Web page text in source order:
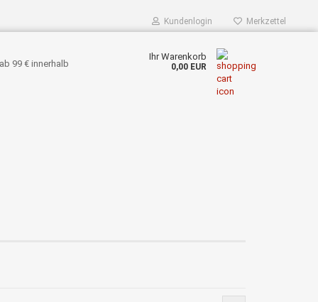
Kundenlogin Merkzettel
99 € innerhalb
Ihr Warenkorb
0,00 EUR